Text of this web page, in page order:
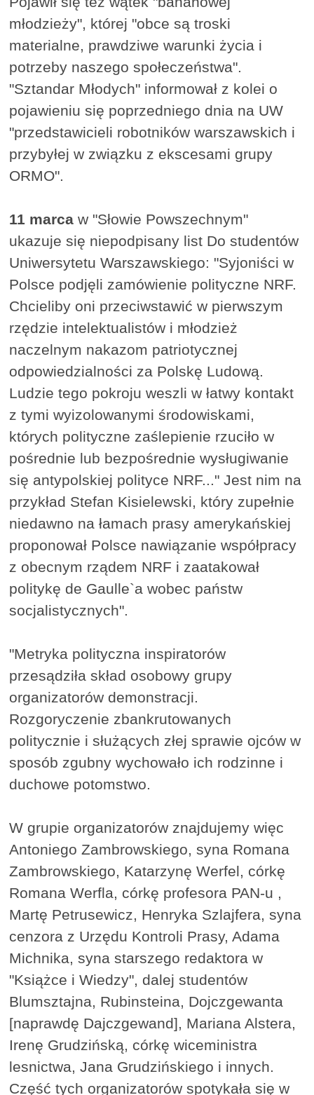
młodzieży", której "obce są troski
materialne, prawdziwe warunki życia i
potrzeby naszego społeczeństwa".
"Sztandar Młodych" informował z kolei o
pojawieniu się poprzedniego dnia na UW
"przedstawicieli robotników warszawskich i
przybyłej w związku z ekscesami grupy
ORMO".
11 marca w "Słowie Powszechnym"
ukazuje się niepodpisany list Do studentów
Uniwersytetu Warszawskiego: "Syjoniści w
Polsce podjęli zamówienie polityczne NRF.
Chcieliby oni przeciwstawić w pierwszym
rzędzie intelektualistów i młodzież
naczelnym nakazom patriotycznej
odpowiedzialności za Polskę Ludową.
Ludzie tego pokroju weszli w łatwy kontakt
z tymi wyizolowanymi środowiskami,
których polityczne zaślepienie rzuciło w
pośrednie lub bezpośrednie wysługiwanie
się antypolskiej polityce NRF..." Jest nim na
przykład Stefan Kisielewski, który zupełnie
niedawno na łamach prasy amerykańskiej
proponował Polsce nawiązanie współpracy
z obecnym rządem NRF i zaatakował
politykę de Gaulle`a wobec państw
socjalistycznych".
"Metryka polityczna inspiratorów
przesądziła skład osobowy grupy
organizatorów demonstracji.
Rozgoryczenie zbankrutowanych
politycznie i służących złej sprawie ojców w
sposób zgubny wychowało ich rodzinne i
duchowe potomstwo.
W grupie organizatorów znajdujemy więc
Antoniego Zambrowskiego, syna Romana
Zambrowskiego, Katarzynę Werfel, córkę
Romana Werfla, córkę profesora PAN-u ,
Martę Petrusewicz, Henryka Szlajfera, syna
cenzora z Urzędu Kontroli Prasy, Adama
Michnika, syna starszego redaktora w
"Książce i Wiedzy", dalej studentów
Blumsztajna, Rubinsteina, Dojczgewanta
[naprawdę Dajczgewand], Mariana Alstera,
Irenę Grudzińską, córkę wiceministra
lesnictwa, Jana Grudzińskiego i innych.
Część tych organizatorów spotykała się w